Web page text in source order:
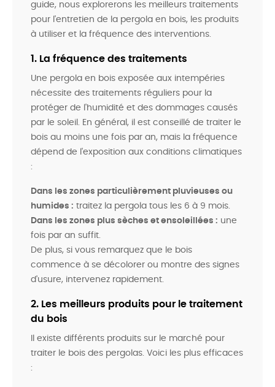
guide, nous explorerons les meilleurs traitements
pour l'entretien de la pergola en bois, les produits
à utiliser et la fréquence des interventions.
1. La fréquence des traitements
Une pergola en bois exposée aux intempéries
nécessite des traitements réguliers pour la
protéger de l'humidité et des dommages causés
par le soleil. En général, il est conseillé de traiter le
bois au moins une fois par an, mais la fréquence
dépend de l'exposition aux conditions climatiques
:
Dans les zones particulièrement pluvieuses ou
humides : traitez la pergola tous les 6 à 9 mois.
Dans les zones plus sèches et ensoleillées : une
fois par an suffit.
De plus, si vous remarquez que le bois
commence à se décolorer ou montre des signes
d'usure, intervenez rapidement.
2. Les meilleurs produits pour le traitement
du bois
Il existe différents produits sur le marché pour
traiter le bois des pergolas. Voici les plus efficaces
: